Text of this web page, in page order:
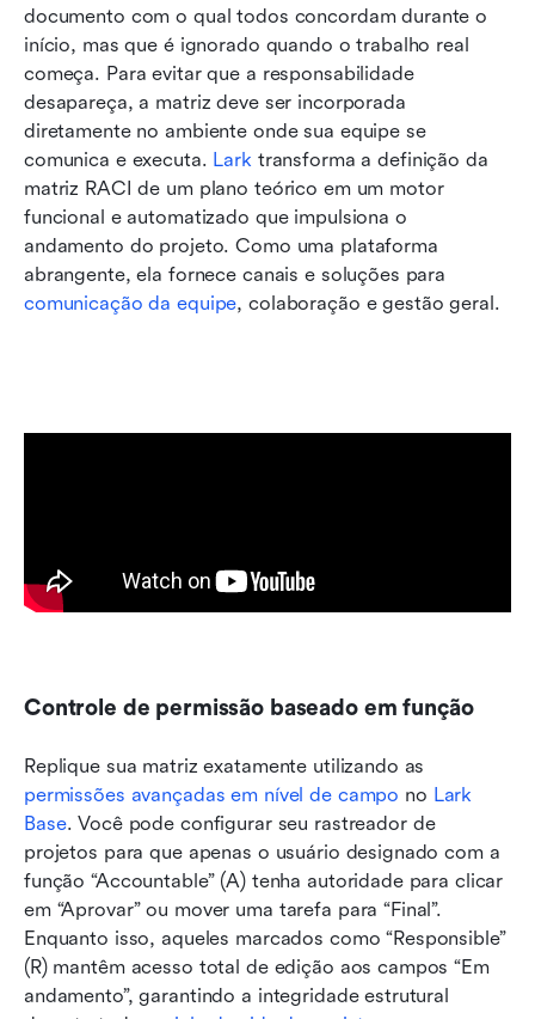
documento com o qual todos concordam durante o
início, mas que é ignorado quando o trabalho real
começa. Para evitar que a responsabilidade
desapareça, a matriz deve ser incorporada
diretamente no ambiente onde sua equipe se
comunica e executa. Lark transforma a definição da
matriz RACI de um plano teórico em um motor
funcional e automatizado que impulsiona o
andamento do projeto. Como uma plataforma
comunicação da equipe, colaboração e gestão geral.
Controle de permissão baseado em função
permissões avançadas em nível de campo no Lark
Base. Você pode configurar seu rastreador de
projetos para que apenas o usuário designado com a
função “Accountable” (A) tenha autoridade para clicar
em “Aprovar” ou mover uma tarefa para “Final”.
Enquanto isso, aqueles marcados como “Responsible”
(R) mantêm acesso total de edição aos campos “Em
andamento”, garantindo a integridade estrutural